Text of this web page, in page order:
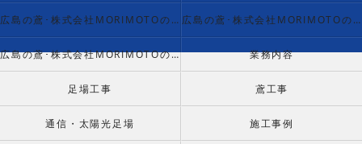
広島の鳶･株式会社MORIMOTOの口コミ情報 広島の鳶･株式会社MORIMOTOの評判
広島の鳶･株式会社MORIMOTOのお客様の声 業務内容
足場工事 鳶工事
通信・太陽光足場 施工事例